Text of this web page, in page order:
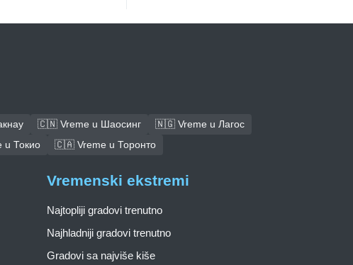
🇨🇳 Vreme u Шаосинг
🇳🇬 Vreme u Лагос
Токио 🇨🇦 Vreme u Торонто
Vremenski ekstremi
Najtopliji gradovi trenutno
Najhladniji gradovi trenutno
Gradovi sa najviše kiše